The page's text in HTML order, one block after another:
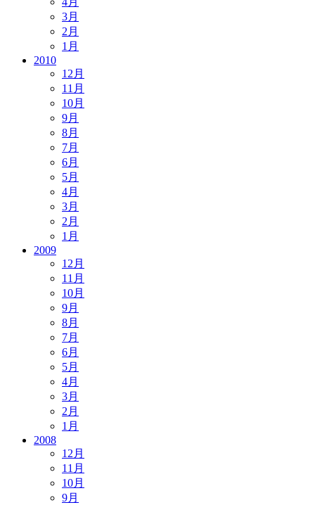
3月
2月
1月
2010
12月
11月
10月
9月
8月
7月
6月
5月
4月
3月
2月
1月
2009
12月
11月
10月
9月
8月
7月
6月
5月
4月
3月
2月
1月
2008
12月
11月
10月
9月